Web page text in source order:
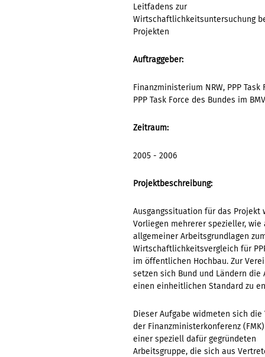
Leitfadens zur
Wirtschaftlichkeitsuntersuchung
Projekten
Auftraggeber:
Finanzministerium NRW, PPP Task
PPP Task Force des Bundes im
Zeitraum:
2005 - 2006
Projektbeschreibung:
Ausgangssituation für das Projekt
Vorliegen mehrerer spezieller, wie
allgemeiner Arbeitsgrundlagen
Wirtschaftlichkeitsvergleich für
im öffentlichen Hochbau. Zur
setzen sich Bund und Ländern die
einen einheitlichen Standard zu
Dieser Aufgabe widmeten sich die
der Finanzministerkonferenz
einer speziell dafür gegründeten
Arbeitsgruppe, die sich aus